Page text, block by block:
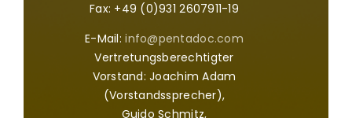
Fax: +49 (0)931 2607911-19
E-Mail:info@pentadoc.com
Vertretungsberechtigter
Vorstand: Joachim Adam
(Vorstandssprecher),
Guido Schmitz,